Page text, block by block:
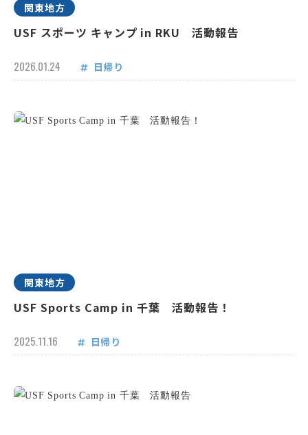
関東地方
USF スポーツ キャンプ in RKU 活動報告
2026.01.24 日帰り
関東地方
USF Sports Camp in 千葉 活動報告！
2025.11.16 日帰り